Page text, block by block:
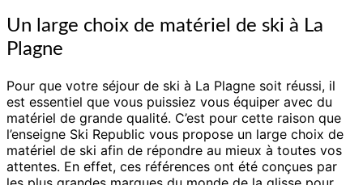
Un large choix de matériel de ski à La
Plagne
Pour que votre séjour de ski à La Plagne soit réussi, il
est essentiel que vous puissiez vous équiper avec du
matériel de grande qualité. C’est pour cette raison que
l’enseigne Ski Republic vous propose un large choix de
matériel de ski afin de répondre au mieux à toutes vos
attentes. En effet, ces références ont été conçues par